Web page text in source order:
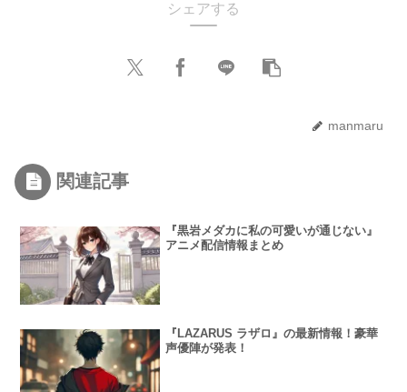
シェアする
manmaru
関連記事
『黒岩メダカに私の可愛いが通じない』
アニメ配信情報まとめ
『LAZARUS ラザロ』の最新情報！豪華
声優陣が発表！